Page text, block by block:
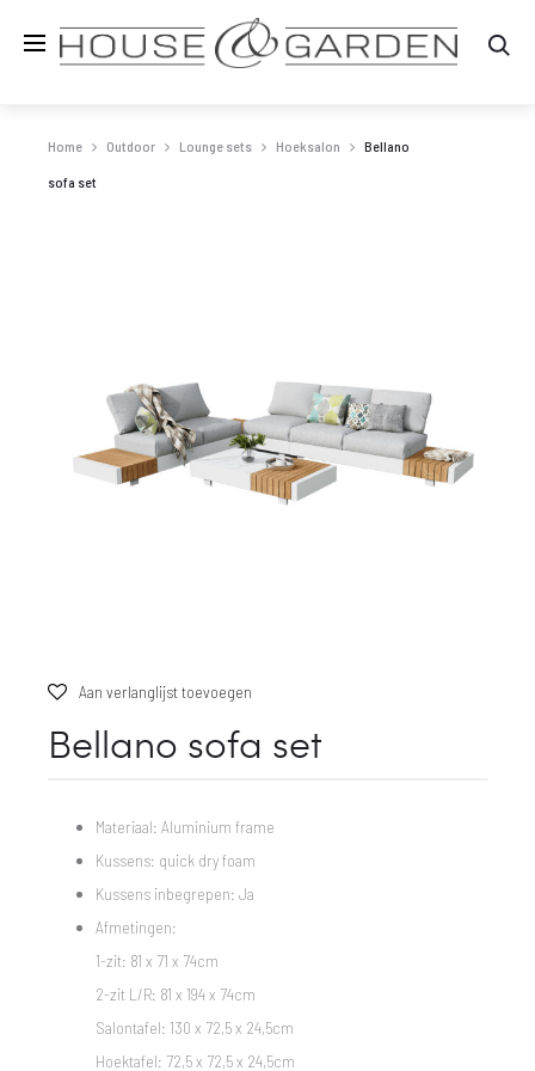
Home Outdoor Lounge sets Hoeksalon Bellano
sofa set
Aan verlanglijst toevoegen
Bellano sofa set
Materiaal: Aluminium frame
Kussens: quick dry foam
Kussens inbegrepen: Ja
Afmetingen:
1-zit: 81 x 71 x 74cm
2-zit L/R: 81 x 194 x 74cm
Salontafel: 130 x 72,5 x 24,5cm
Hoektafel: 72,5 x 72,5 x 24,5cm